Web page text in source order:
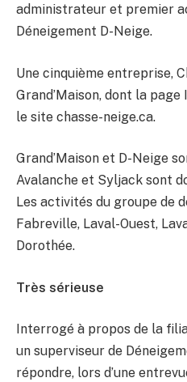
administrateur et premier
Déneigement D-Neige.
Une cinquième entreprise,
Grand’Maison, dont la
le site chasse-neige.ca.
Grand’Maison et D-Neige
Avalanche et Syljack sont
Les activités du groupe de
Fabreville, Laval-Ouest,
Dorothée.
Très sérieuse
Interrogé à propos de la
un superviseur de
répondre, lors d’une